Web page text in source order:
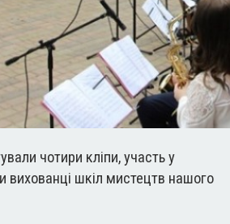
чотири кліпи, участь у
вихованці шкіл мистецтв нашого